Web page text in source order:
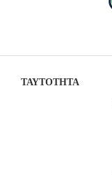
ΤΑΥΤΟΤΗΤΑ